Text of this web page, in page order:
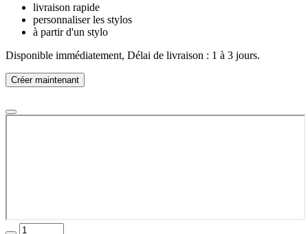
livraison rapide
personnaliser les stylos
à partir d'un stylo
Disponible immédiatement, Délai de livraison : 1 à 3 jours.
Créer maintenant